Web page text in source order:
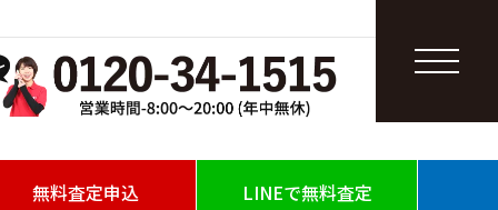
無料査定申込 LINEで無料査定